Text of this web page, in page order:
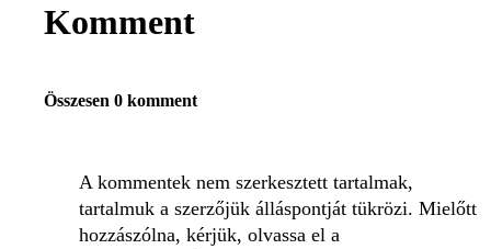
Komment
Összesen 0 komment
A kommentek nem szerkesztett tartalmak,
tartalmuk a szerzőjük álláspontját tükrözi. Mielőtt
hozzászólna, kérjük, olvassa el a